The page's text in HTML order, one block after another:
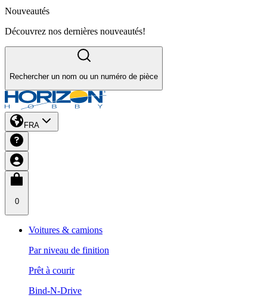
Nouveautés
Découvrez nos dernières nouveautés!
Rechercher un nom ou un numéro de pièce
FRA
0
Voitures & camions
Par niveau de finition
Prêt à courir
Bind-N-Drive